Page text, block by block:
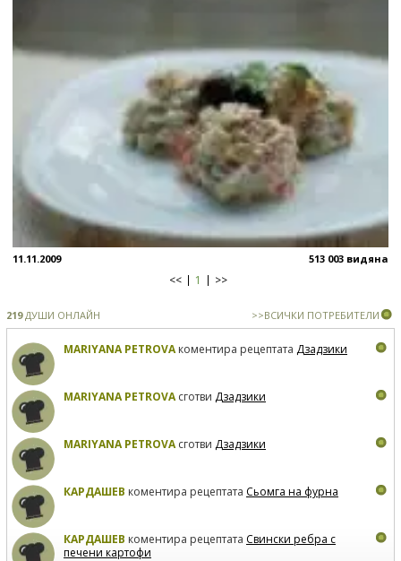
11.11.2009 513 003 видяна
<< 1 >>
219ДУШИ ОНЛАЙН >>ВСИЧКИ ПОТРЕБИТЕЛИ
MARIYANA PETROVAкоментира рецептата Дзадзики
MARIYANA PETROVAсготви Дзадзики
MARIYANA PETROVAсготви Дзадзики
КАРДАШЕВ коментира рецептата Сьомга на фурна
КАРДАШЕВ коментира рецептата Свински ребра с
печени картофи